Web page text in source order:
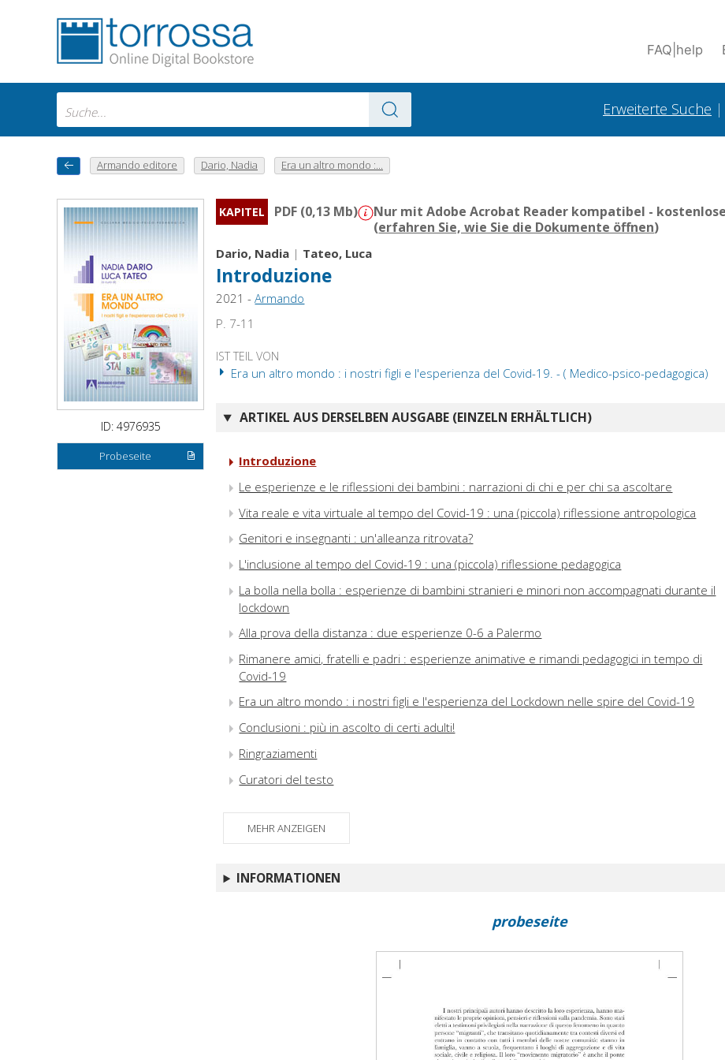
FAQ help
Erweiterte Suche |
Armando editore Dario, Nadia Era un altro mondo :...
ID: 4976935
Probeseite
KAPITEL PDF (0,13 Mb)
Nur mit Adobe Acrobat Reader kompatibel -
(erfahren Sie, wie Sie die Dokumente öffnen)
Dario, Nadia | Tateo, Luca
Introduzione
2021 -Armando
P. 7-11
IST TEIL VON
Era un altro mondo : i nostri figli e l'esperienza del Covid-19. - ( Medico-psico-pedagogica)
ARTIKEL AUS DERSELBEN AUSGABE (EINZELN ERHÄLTLICH)
Introduzione
Le esperienze e le riflessioni dei bambini : narrazioni di chi e per chi sa ascoltare
Vita reale e vita virtuale al tempo del Covid-19 : una (piccola) riflessione antropologica
Genitori e insegnanti : un'alleanza ritrovata?
L'inclusione al tempo del Covid-19 : una (piccola) riflessione pedagogica
La bolla nella bolla : esperienze di bambini stranieri e minori non accompagnati durante il
lockdown
Alla prova della distanza : due esperienze 0-6 a Palermo
Rimanere amici, fratelli e padri : esperienze animative e rimandi pedagogici in tempo di
Covid-19
Era un altro mondo : i nostri figli e l'esperienza del Lockdown nelle spire del Covid-19
Conclusioni : più in ascolto di certi adulti!
Ringraziamenti
Curatori del testo
MEHR ANZEIGEN
INFORMATIONEN
probeseite